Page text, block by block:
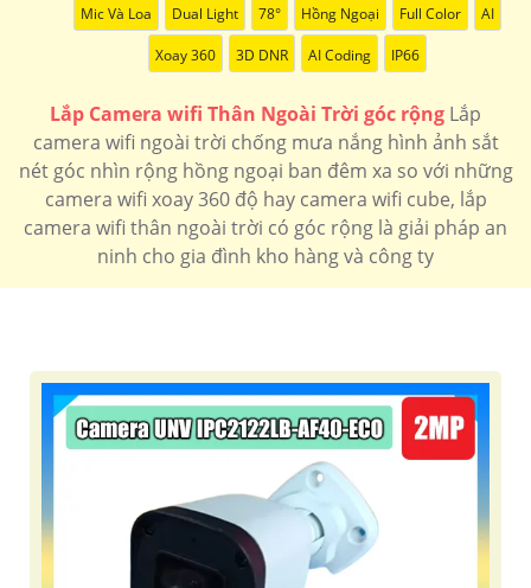
📶 Lắp camera wifi Thân Ngoài Trời dahua
Thiết kế tinh tế nhỏ gọn chống mưa nắng
🌟 Lắp camera wifi Thân Ngoài Trời 360
1.900.000 VNĐcamera wifi Ngoài trời sắt nét CS-H8-R100-1H3WKFL/a>
LẮP CAMERA WIFI NGOÀI TRỜI CHÍNH HÃNG
Camera Wifi Ngoài Trời ezviz
Mic Và Loa Dual Light 78° Hồng Ngoại Full Color AI
Xoay 360 3D DNR AI Coding IP66
Lắp Camera wifi Thân Ngoài Trời góc rộng Lắp
camera wifi ngoài trời chống mưa nắng hình ảnh sắt
nét góc nhìn rộng hồng ngoại ban đêm xa so với những
camera wifi xoay 360 độ hay camera wifi cube, lắp
camera wifi thân ngoài trời có góc rộng là giải pháp an
ninh cho gia đình kho hàng và công ty